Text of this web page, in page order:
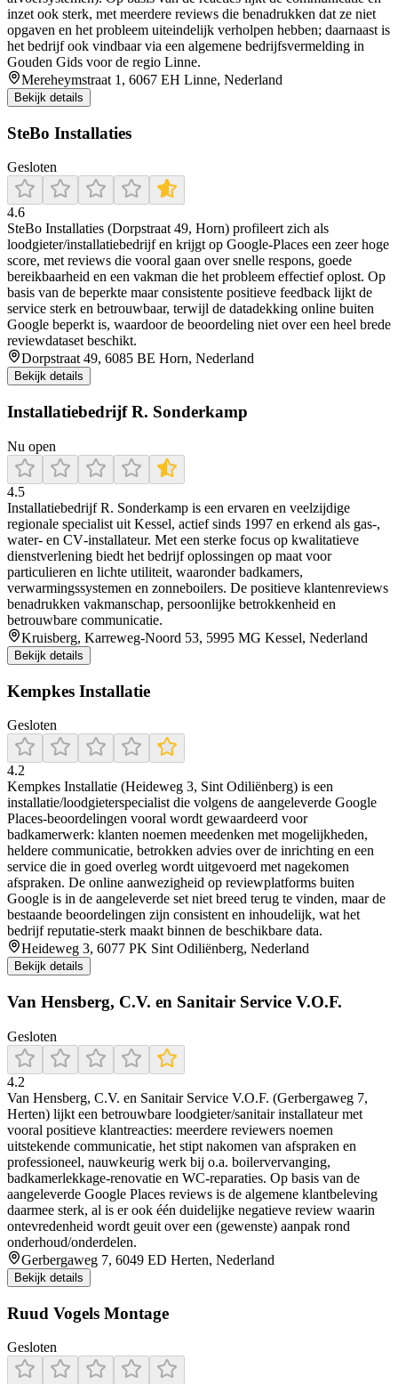
inzet ook sterk, met meerdere reviews die benadrukken dat ze niet
opgaven en het probleem uiteindelijk verholpen hebben; daarnaast is
het bedrijf ook vindbaar via een algemene bedrijfsvermelding in
Gouden Gids voor de regio Linne.
Mereheymstraat 1, 6067 EH Linne, Nederland
Bekijk details
SteBo Installaties
Gesloten
4.6
SteBo Installaties (Dorpstraat 49, Horn) profileert zich als
loodgieter/installatiebedrijf en krijgt op Google-Places een zeer hoge
score, met reviews die vooral gaan over snelle respons, goede
bereikbaarheid en een vakman die het probleem effectief oplost. Op
basis van de beperkte maar consistente positieve feedback lijkt de
service sterk en betrouwbaar, terwijl de datadekking online buiten
Google beperkt is, waardoor de beoordeling niet over een heel brede
reviewdataset beschikt.
Dorpstraat 49, 6085 BE Horn, Nederland
Bekijk details
Installatiebedrijf R. Sonderkamp
Nu open
4.5
Installatiebedrijf R. Sonderkamp is een ervaren en veelzijdige
regionale specialist uit Kessel, actief sinds 1997 en erkend als gas‐,
water‐ en CV‐installateur. Met een sterke focus op kwalitatieve
dienstverlening biedt het bedrijf oplossingen op maat voor
particulieren en lichte utiliteit, waaronder badkamers,
verwarmingssystemen en zonneboilers. De positieve klantenreviews
benadrukken vakmanschap, persoonlijke betrokkenheid en
betrouwbare communicatie.
Kruisberg, Karreweg-Noord 53, 5995 MG Kessel, Nederland
Bekijk details
Kempkes Installatie
Gesloten
4.2
Kempkes Installatie (Heideweg 3, Sint Odiliënberg) is een
installatie/loodgieterspecialist die volgens de aangeleverde Google
Places-beoordelingen vooral wordt gewaardeerd voor
badkamerwerk: klanten noemen meedenken met mogelijkheden,
heldere communicatie, betrokken advies over de inrichting en een
service die in goed overleg wordt uitgevoerd met nagekomen
afspraken. De online aanwezigheid op reviewplatforms buiten
Google is in de aangeleverde set niet breed terug te vinden, maar de
bestaande beoordelingen zijn consistent en inhoudelijk, wat het
bedrijf reputatie-sterk maakt binnen de beschikbare data.
Heideweg 3, 6077 PK Sint Odiliënberg, Nederland
Bekijk details
Van Hensberg, C.V. en Sanitair Service V.O.F.
Gesloten
4.2
Van Hensberg, C.V. en Sanitair Service V.O.F. (Gerbergaweg 7,
Herten) lijkt een betrouwbare loodgieter/sanitair installateur met
vooral positieve klantreacties: meerdere reviewers noemen
uitstekende communicatie, het stipt nakomen van afspraken en
professioneel, nauwkeurig werk bij o.a. boilervervanging,
badkamerlekkage-renovatie en WC-reparaties. Op basis van de
aangeleverde Google Places reviews is de algemene klantbeleving
daarmee sterk, al is er ook één duidelijke negatieve review waarin
ontevredenheid wordt geuit over een (gewenste) aanpak rond
onderhoud/onderdelen.
Gerbergaweg 7, 6049 ED Herten, Nederland
Bekijk details
Ruud Vogels Montage
Gesloten